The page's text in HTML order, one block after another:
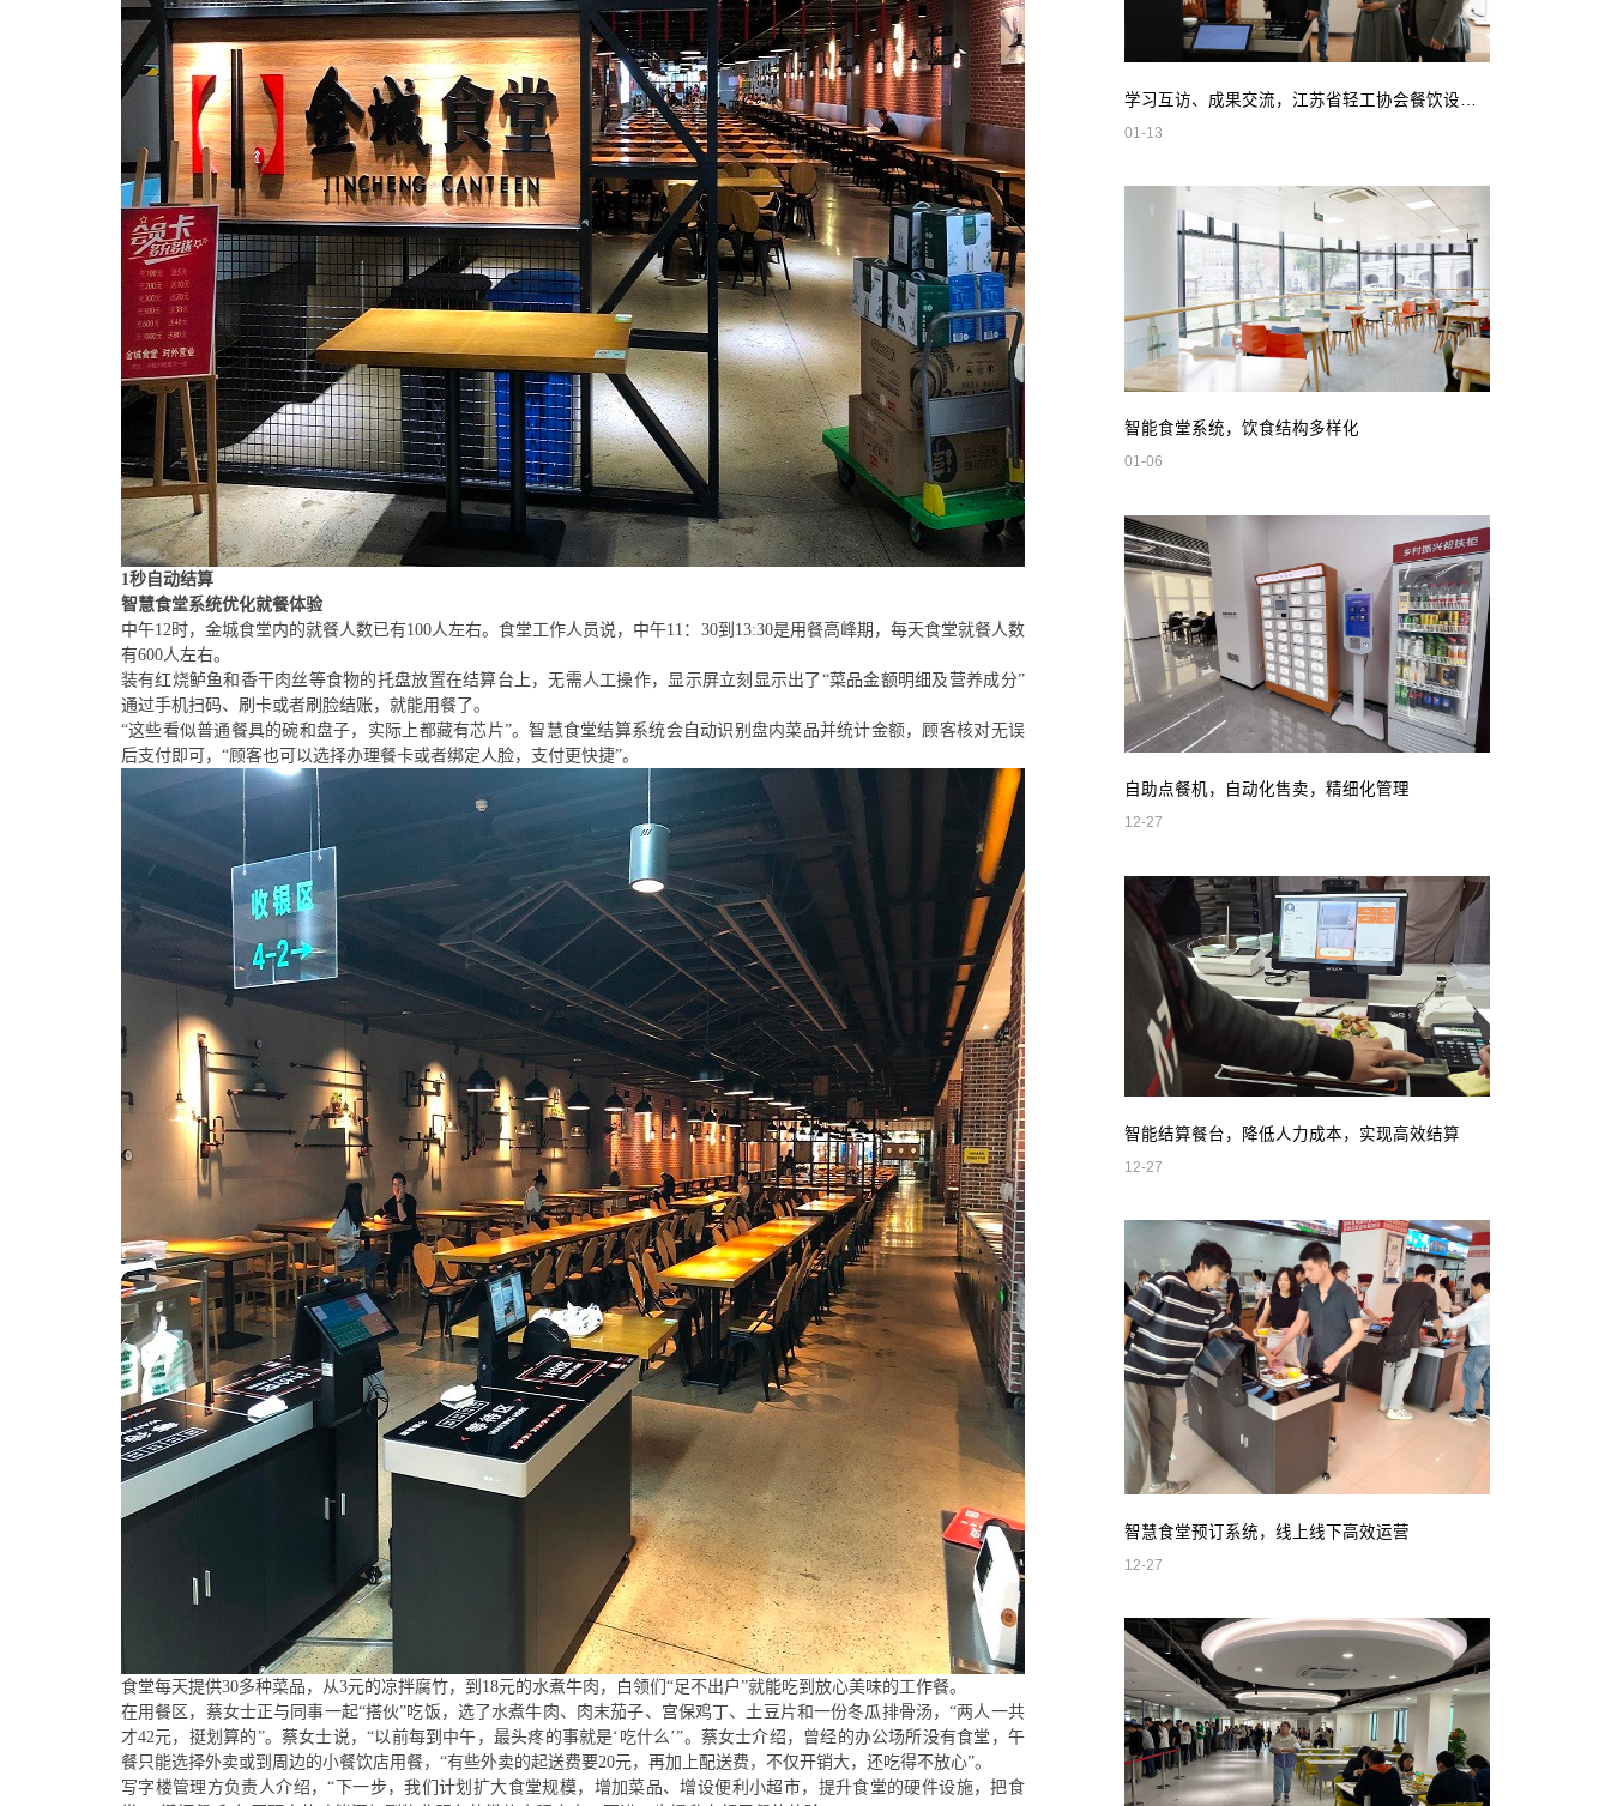
1秒自动结算
智慧食堂系统优化就餐体验
中午12时， 金城食堂内的就餐人数已有100人左右。食堂工作人员说，中午11：30到13:30是用餐高峰期，每天食堂就餐人数
有600人左右。
装有红烧鲈鱼和香干肉丝等食物的托盘放置在结算台上，无需人工操作，显示屏立刻显示出了 “菜品金额明细及营养成分”
通过手机扫码、 刷卡或者刷脸结账，就能用餐了。
“这些看似普通餐具的碗和盘子，实际上都藏有芯片”。智慧食堂结算系统会自动识别盘内菜品并统计金额，顾客核对无误
后支付即可， “顾客也可以选择办理餐卡或者绑定人脸，支付更快捷”。
食堂每天提供30多种菜品，从3元的凉拌腐竹，到 18元的水煮牛肉，白领们 “足不出户”就能吃到放心美味的工作餐。
在用餐区，蔡女士正与同事一起“搭伙”吃饭，选了水煮牛肉、肉末茄子、宫保鸡丁、土豆片和一份冬瓜排骨汤，“两人一共
才42元，挺划算的”。蔡女士说，“以前每到中午，最头疼的事就是‘吃什么’”。蔡女士介绍，曾经的办公场所没有食堂，午
餐只能选择外卖或到周边的小餐饮店用餐，“有些外卖的起送费要20元，再加上配送费，不仅开销大，还吃得不放心”。
写字楼管理方负责人介绍，“下一步，我们计划扩大食堂规模，增加菜品、增设便利小超市，提升食堂的硬件设施，把食
01-13
智能食堂系统，饮食结构多样化
01-06
自助点餐机，自动化售卖，精细化管理
12-27
智能结算餐台，降低人力成本，实现高效结算
12-27
智慧食堂预订系统，线上线下高效运营
12-27